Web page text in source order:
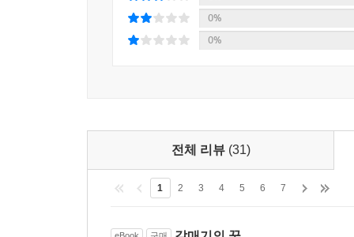
0%
0%
전체 리뷰 (31)
1 2 3 4 5 6 7